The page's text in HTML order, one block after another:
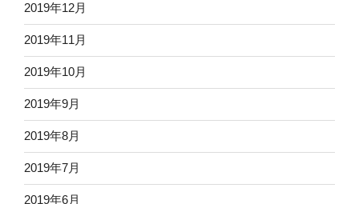
2019年12月
2019年11月
2019年10月
2019年9月
2019年8月
2019年7月
2019年6月